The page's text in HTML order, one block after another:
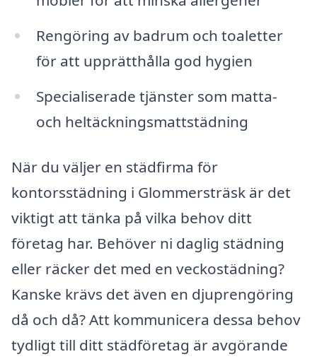
Rengöring av badrum och toaletter
för att upprätthålla god hygien
Specialiserade tjänster som matta-
och heltäckningsmattstädning
När du väljer en städfirma för
kontorsstädning i Glommersträsk är det
viktigt att tänka på vilka behov ditt
företag har. Behöver ni daglig städning
eller räcker det med en veckostädning?
Kanske krävs det även en djuprengöring
då och då? Att kommunicera dessa behov
tydligt till ditt städföretag är avgörande